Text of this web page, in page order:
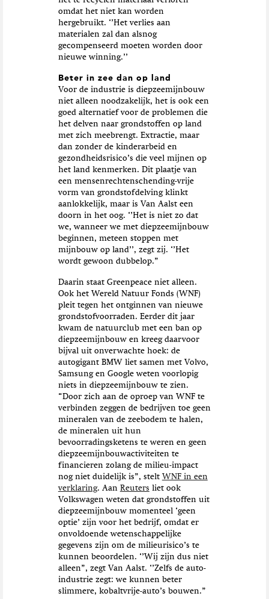
omdat het niet kan worden
hergebruikt. ‘’Het verlies aan
materialen zal dan alsnog
gecompenseerd moeten worden door
nieuwe winning.’’
Beter in zee dan op land
Voor de industrie is diepzeemijnbouw
niet alleen noodzakelijk, het is ook een
goed alternatief voor de problemen die
het delven naar grondstoffen op land
met zich meebrengt. Extractie, maar
dan zonder de kinderarbeid en
gezondheidsrisico’s die veel mijnen op
het land kenmerken. Dit plaatje van
een mensenrechtenschending-vrije
vorm van grondstofdelving klinkt
aanlokkelijk, maar is Van Aalst een
doorn in het oog. ‘’Het is niet zo dat
we, wanneer we met diepzeemijnbouw
beginnen, meteen stoppen met
mijnbouw op land’’, zegt zij. ‘’Het
wordt gewoon dubbelop.”
Daarin staat Greenpeace niet alleen.
Ook het Wereld Natuur Fonds (WNF)
pleit tegen het ontginnen van nieuwe
grondstofvoorraden. Eerder dit jaar
kwam de natuurclub met een ban op
diepzeemijnbouw en kreeg daarvoor
bijval uit onverwachte hoek: de
autogigant BMW liet samen met Volvo,
Samsung en Google weten voorlopig
niets in diepzeemijnbouw te zien.
“Door zich aan de oproep van WNF te
verbinden zeggen de bedrijven toe geen
mineralen van de zeebodem te halen,
de mineralen uit hun
bevoorradingsketens te weren en geen
diepzeemijnbouwactiviteiten te
financieren zolang de milieu-impact
nog niet duidelijk is”, stelt WNF in een
verklaring. Aan Reuters liet ook
Volkswagen weten dat grondstoffen uit
diepzeemijnbouw momenteel ‘geen
optie’ zijn voor het bedrijf, omdat er
onvoldoende wetenschappelijke
gegevens zijn om de milieurisico’s te
kunnen beoordelen. ‘’Wij zijn dus niet
alleen”, zegt Van Aalst. ‘’Zelfs de auto-
industrie zegt: we kunnen beter
slimmere, kobaltvrije-auto’s bouwen.”